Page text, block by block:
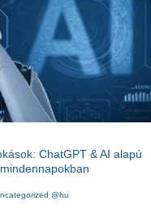
ChatGPT & AI alapú
@hu